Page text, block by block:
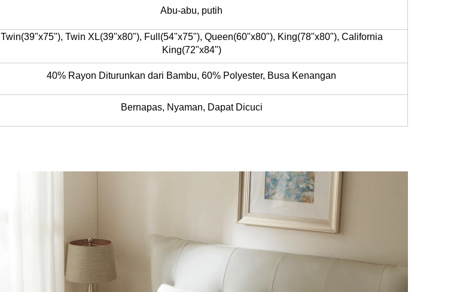
Abu-abu, putih
Twin(39"x75"), Twin XL(39"x80"), Full(54"x75"), Queen(60"x80"), King(78"x80"), California
King(72"x84")
40% Rayon Diturunkan dari Bambu, 60% Polyester, Busa Kenangan
Bernapas, Nyaman, Dapat Dicuci